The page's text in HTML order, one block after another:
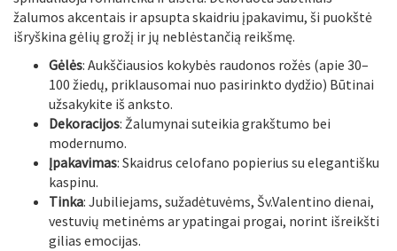
žalumos akcentais ir apsupta skaidriu įpakavimu, ši puokštė
išryškina gėlių grožį ir jų neblėstančią reikšmę.
Gėlės: Aukščiausios kokybės raudonos rožės (apie 30–
100 žiedų, priklausomai nuo pasirinkto dydžio) Būtinai
užsakykite iš anksto.
Dekoracijos: Žalumynai suteikia grakštumo bei
modernumo.
Įpakavimas: Skaidrus celofano popierius su elegantišku
kaspinu.
Tinka: Jubiliejams, sužadėtuvėms, Šv.Valentino dienai,
vestuvių metinėms ar ypatingai progai, norint išreikšti
gilias emocijas.